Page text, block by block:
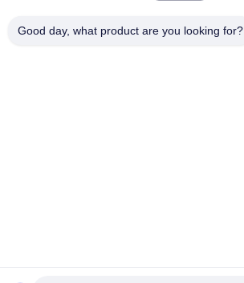
Good day, what product are you looking for?